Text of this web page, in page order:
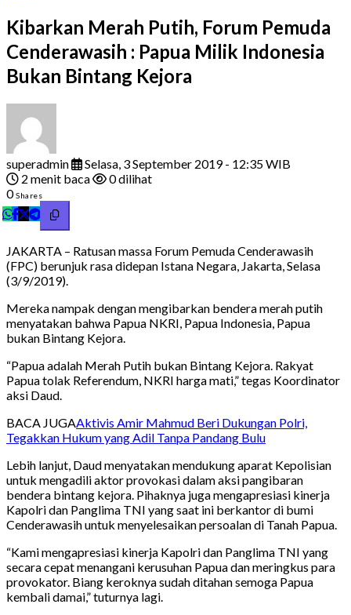
Kibarkan Merah Putih, Forum Pemuda
Cenderawasih : Papua Milik Indonesia
Bukan Bintang Kejora
superadmin
Selasa, 3 September 2019 - 12:35 WIB
2 menit baca
0 dilihat
0Shares
JAKARTA – Ratusan massa Forum Pemuda Cenderawasih
(FPC) berunjuk rasa didepan Istana Negara, Jakarta, Selasa
(3/9/2019).
Mereka nampak dengan mengibarkan bendera merah putih
menyatakan bahwa Papua NKRI, Papua Indonesia, Papua
bukan Bintang Kejora.
“Papua adalah Merah Putih bukan Bintang Kejora. Rakyat
Papua tolak Referendum, NKRI harga mati,” tegas Koordinator
aksi Daud.
BACA JUGAAktivis Amir Mahmud Beri Dukungan Polri,
Tegakkan Hukum yang Adil Tanpa Pandang Bulu
Lebih lanjut, Daud menyatakan mendukung aparat Kepolisian
untuk mengadili aktor provokasi dalam aksi pangibaran
bendera bintang kejora. Pihaknya juga mengapresiasi kinerja
Kapolri dan Panglima TNI yang saat ini berkantor di bumi
Cenderawasih untuk menyelesaikan persoalan di Tanah Papua.
“Kami mengapresiasi kinerja Kapolri dan Panglima TNI yang
secara cepat menangani kerusuhan Papua dan meringkus para
provokator. Biang keroknya sudah ditahan semoga Papua
kembali damai,” tuturnya lagi.